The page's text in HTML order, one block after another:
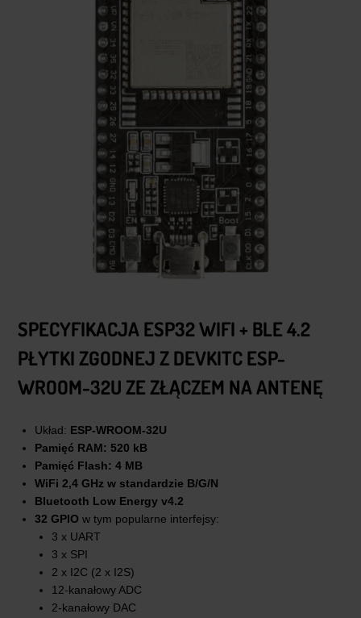
SPECYFIKACJA ESP32 WIFI + BLE 4.2
PŁYTKI ZGODNEJ Z DEVKITC ESP-
WROOM-32U ZE ZŁĄCZEM NA ANTENĘ
Układ: ESP-WROOM-32U
Pamięć RAM: 520 kB
Pamięć Flash: 4 MB
WiFi 2,4 GHz w standardzie B/G/N
Bluetooth Low Energy v4.2
32 GPIO w tym popularne interfejsy:
3 x UART
3 x SPI
2 x I2C (2 x I2S)
12-kanałowy ADC
2-kanałowy DAC